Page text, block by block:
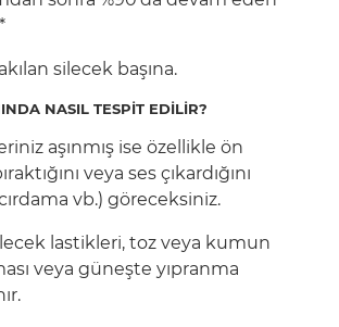
silecek başına.
NASIL TESPİT EDİLİR?
aşınmış ise özellikle ön
veya ses çıkardığını
vb.) göreceksiniz.
lastikleri, toz veya kumun
veya güneşte yıpranma